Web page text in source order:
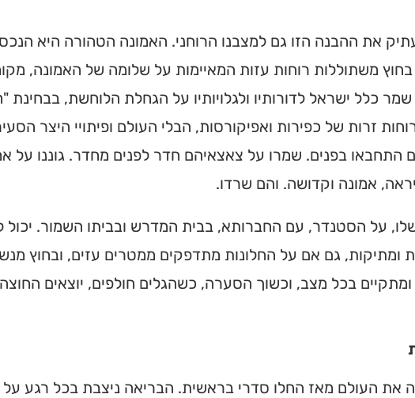
את ההבנה הזו גם למצבנו הרוחני. האמונה הטהורה היא הנכס
בחוץ משתוללות רוחות עזות המאיימות על שלומה של האמונה,
כלל ישראל לדורותיו ולגלויותיו על הגחלת הלוחשת,
זרות של כפירות ואפיקורסות, הבלי העולם ופיתויי היצר
התחבאו בפנים. שמרו על צאצאיהם חדר לפנים מחדר. גוננו על
אמונה וקדושה. והם שרדו.
על הסטנדר, עם החברותא, בבית המדרש ובביתו השמור. יכול
ומתיקות, גם אם על החלונות מתדפקים ממטרים עזים, ובחוץ
בכל מצב, וכשוך הסערה, כשהגלים חולפים, יוצאים החוצה
את העולם מאז החלו סדרי בראשית. הבריאה ניצבת בכל רגע על